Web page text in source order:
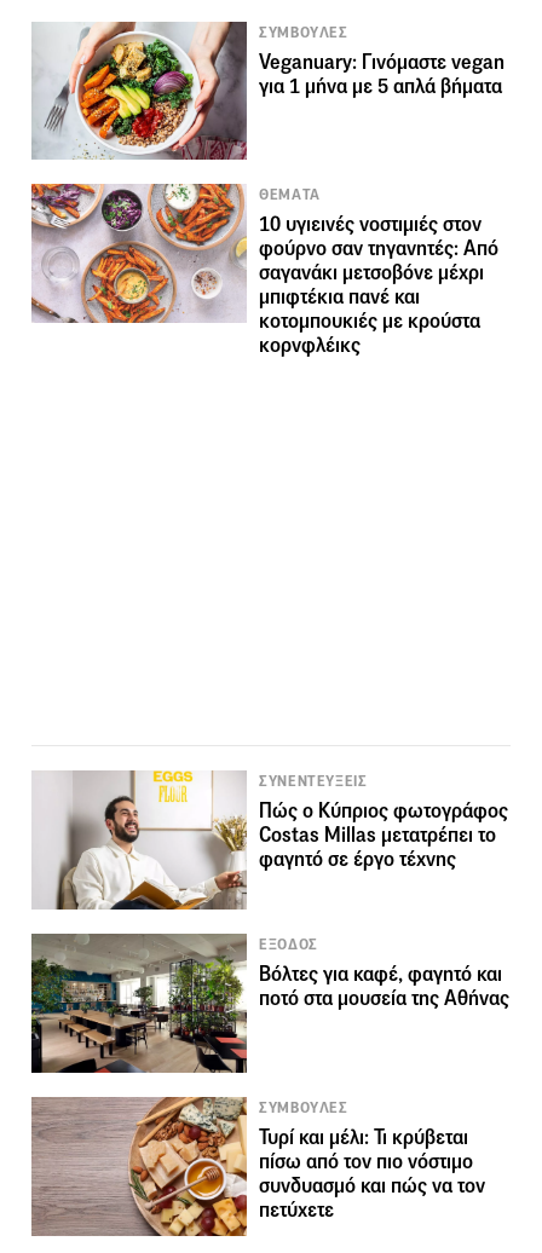
ΣΥΜΒΟΥΛΕΣ
Veganuary: Γινόμαστε vegan
για 1 μήνα με 5 απλά βήματα
ΘΕΜΑΤΑ
10 υγιεινές νοστιμιές στον
φούρνο σαν τηγανητές: Από
σαγανάκι μετσοβόνε μέχρι
μπιφτέκια πανέ και
κοτομπουκιές με κρούστα
κορνφλέικς
ΣΥΝΕΝΤΕΥΞΕΙΣ
Πώς ο Κύπριος φωτογράφος
Costas Millas μετατρέπει το
φαγητό σε έργο τέχνης
ΕΞΟΔΟΣ
Bόλτες για καφέ, φαγητό και
ποτό στα μουσεία της Αθήνας
ΣΥΜΒΟΥΛΕΣ
Τυρί και μέλι: Τι κρύβεται
πίσω από τον πιο νόστιμο
συνδυασμό και πώς να τον
πετύχετε